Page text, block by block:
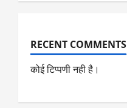
RECENT COMMENTS
कोई टिप्पणी नही है।